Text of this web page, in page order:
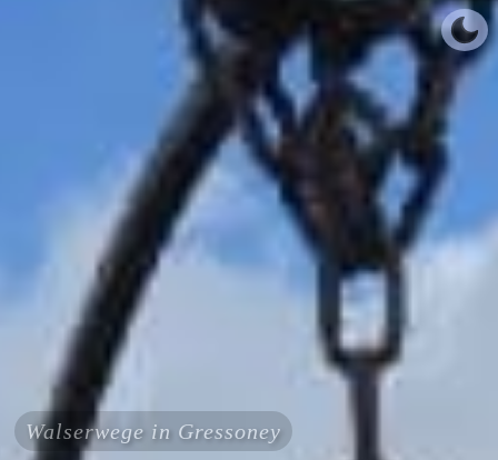
Walserwege in Gressoney